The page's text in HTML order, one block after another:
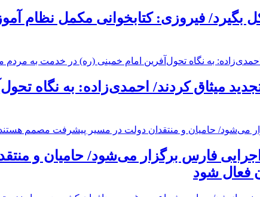
فیروزی: کتابخوانی مکمل نظام
میثاق کردند/ احمدی‌زاده: به نگاه
فارس برگزار می‌شود/ حامیان و
فعال شود